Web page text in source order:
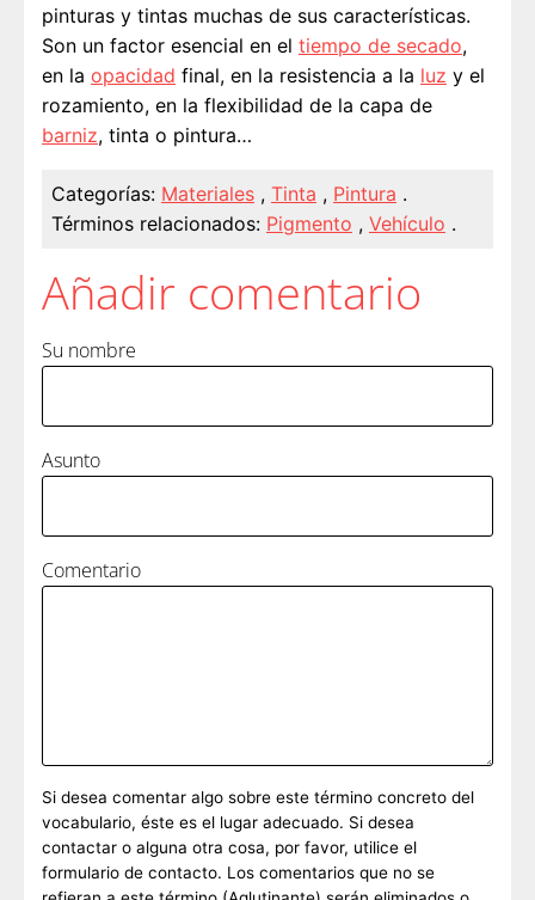
pinturas y tintas muchas de sus características.
Son un factor esencial en el tiempo de secado,
en la opacidad final, en la resistencia a la luz y el
rozamiento, en la flexibilidad de la capa de
barniz, tinta o pintura…
Categorías: Materiales , Tinta , Pintura .
Términos relacionados: Pigmento , Vehículo .
Añadir comentario
Su nombre
Asunto
Comentario
Si desea comentar algo sobre este término concreto del
vocabulario, éste es el lugar adecuado. Si desea
contactar o alguna otra cosa, por favor, utilice el
formulario de contacto. Los comentarios que no se